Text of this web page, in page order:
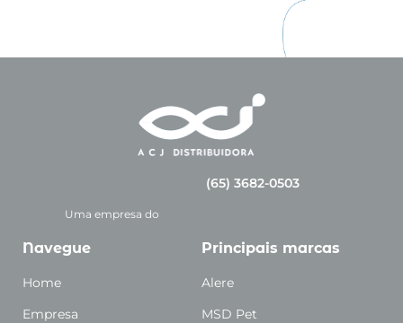
(65) 3682-0503
Uma empresa do
Navegue
Home
Empresa
Principais marcas
Alere
MSD Pet